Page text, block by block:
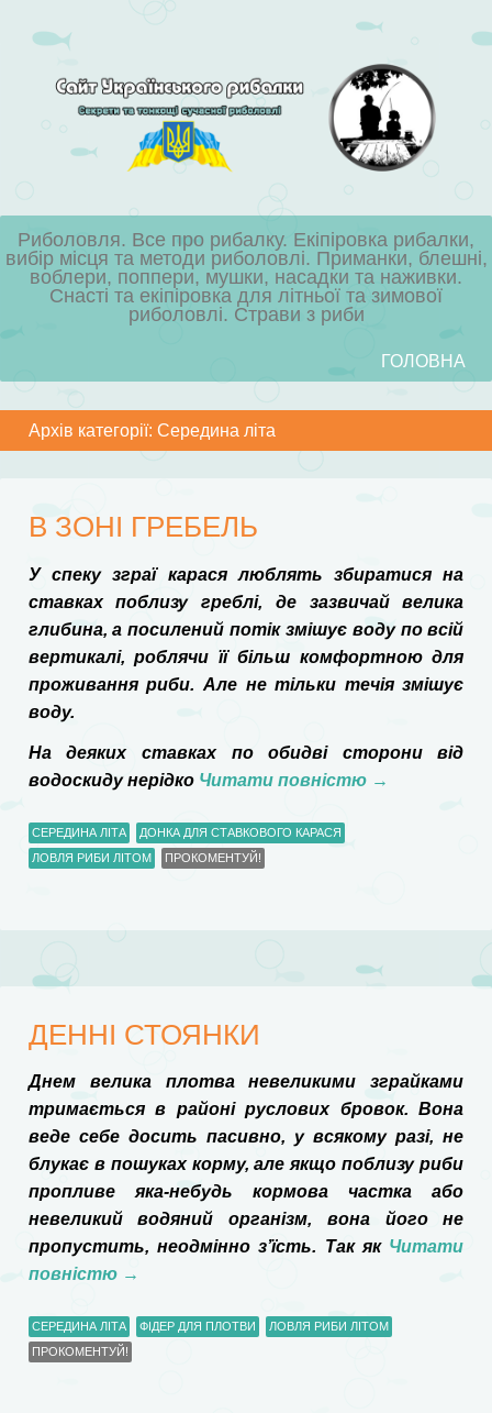
Риболовля. Все про рибалку. Екіпіровка рибалки,
вибір місця та методи риболовлі. Приманки, блешні,
воблери, поппери, мушки, насадки та наживки.
Снасті та екіпіровка для літньої та зимової
риболовлі. Страви з риби
Menu ГОЛОВНА
Архів категорії: Середина літа
В ЗОНІ ГРЕБЕЛЬ
У спеку зграї карася люблять збиратися на
ставках поблизу греблі, де зазвичай велика
глибина, а посилений потік змішує воду по всій
вертикалі, роблячи її більш комфортною для
проживання риби. Але не тільки течія змішує
воду.
На деяких ставках по обидві сторони від
водоскиду нерідко Читати повністю →
СЕРЕДИНА ЛІТА
ДОНКА ДЛЯ СТАВКОВОГО КАРАСЯ
ЛОВЛЯ РИБИ ЛІТОМ
ПРОКОМЕНТУЙ!
ДЕННІ СТОЯНКИ
Днем велика плотва невеликими зграйками
тримається в районі руслових бровок. Вона
веде себе досить пасивно, у всякому разі, не
блукає в пошуках корму, але якщо поблизу риби
пропливе яка-небудь кормова частка або
невеликий водяний організм, вона його не
пропустить, неодмінно з’їсть. Так як Читати
повністю →
СЕРЕДИНА ЛІТА ФІДЕР ДЛЯ ПЛОТВИ
ЛОВЛЯ РИБИ ЛІТОМ
ПРОКОМЕНТУЙ!